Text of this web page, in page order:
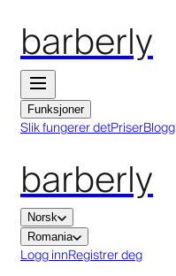
barberly
Funksjoner
Slik fungerer detPriserBlogg
barberly
Norsk
Romania
Logg innRegistrer deg